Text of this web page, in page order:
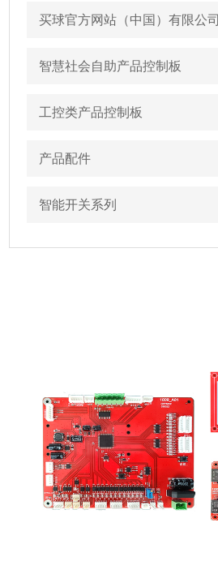
买球官方网站（中国）有限公司
智慧社会自助产品控制板
工控类产品控制板
产品配件
智能开关系列